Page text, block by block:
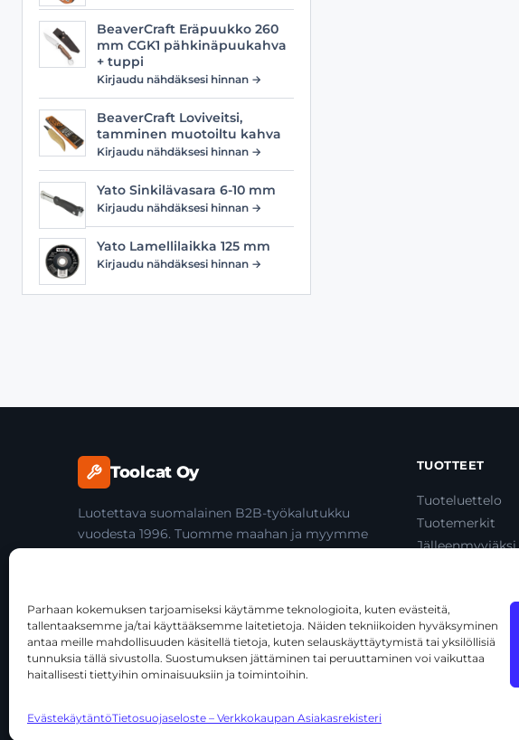
Parhaan kokemuksen tarjoamiseksi käytämme teknologioita, kuten evästeitä,
tallentaaksemme ja/tai käyttääksemme laitetietoja. Näiden tekniikoiden hyväksyminen
antaa meille mahdollisuuden käsitellä tietoja, kuten selauskäyttäytymistä tai yksilöllisiä
tunnuksia tällä sivustolla. Suostumuksen jättäminen tai peruuttaminen voi vaikuttaa
haitallisesti tiettyihin ominaisuuksiin ja toimintoihin.
EvästekäytäntöTietosuojaseloste – Verkkokaupan Asiakasrekisteri
BeaverCraft Eräpuukko 260
mm CGK1 pähkinäpuukahva
+ tuppi
Kirjaudu nähdäksesi hinnan →
BeaverCraft Loviveitsi,
tamminen muotoiltu kahva
Kirjaudu nähdäksesi hinnan →
Yato Sinkilävasara 6-10 mm
Kirjaudu nähdäksesi hinnan →
Yato Lamellilaikka 125 mm
Kirjaudu nähdäksesi hinnan →
Toolcat Oy
Luotettava suomalainen B2B-työkalutukku
vuodesta 1996. Tuomme maahan ja myymme
TUOTTEET
Tuoteluettelo
Tuotemerkit
Jälleenmyyjäksi
© 2026 Toolcat Oy · Y-tunnus 1059567-7 · Kalustetie 1, 01720 Vantaa